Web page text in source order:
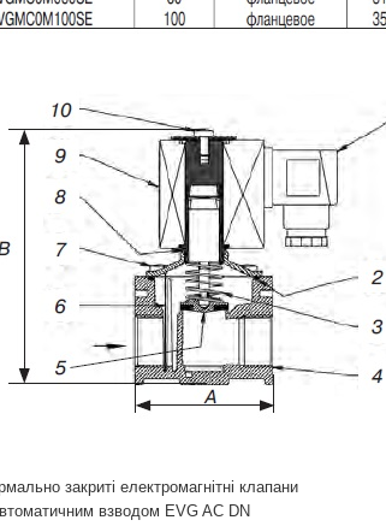
закриті електромагнітні клапани
взводом EVG AC DN